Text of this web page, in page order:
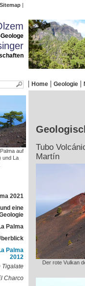
Sitemap
Home Geologie
auf
und La
2021
eine
Palma
Palma
2012
Tigalate
Charco
Tubo
Martín
Der rote Vulkan